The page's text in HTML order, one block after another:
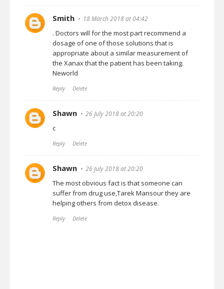
Smith 18 March 2018 at 04:42
. Doctors will for the most part recommend a
dosage of one of those solutions that is
appropriate about a similar measurement of
the Xanax that the patient has been taking.
Neworld
Reply Delete
Shawn 26 July 2018 at 20:20
c
Reply Delete
Shawn 26 July 2018 at 20:20
The most obvious fact is that someone can
suffer from drug use,Tarek Mansourthey are
helping others from detox disease.
Reply Delete